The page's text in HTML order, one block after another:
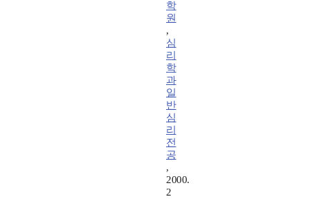
학
원
,
심
리
학
과
일
반
심
리
전
공
,
2000.
2